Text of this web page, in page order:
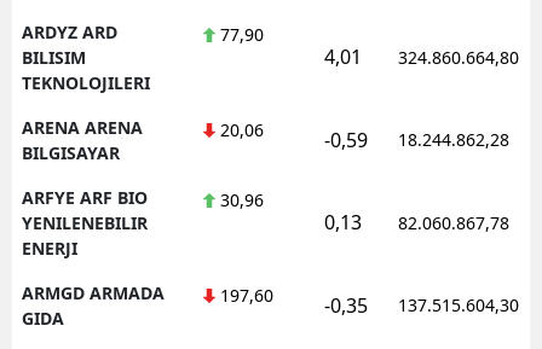
ARDYZ ARD
BILISIM
TEKNOLOJILERI
77,90
4,01 324.860.664,80
ARENA ARENA
BILGISAYAR
20,06 -0,59 18.244.862,28
ARFYE ARF BIO
YENILENEBILIR
ENERJI
30,96
0,13 82.060.867,78
ARMGD ARMADA
GIDA
197,60 -0,35 137.515.604,30